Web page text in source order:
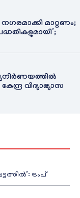
മാറ്റണം;
വിദ്യാഭ്യാസ
ട്രംപ്